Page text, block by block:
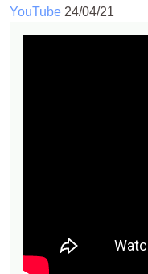
YouTube 24/04/21